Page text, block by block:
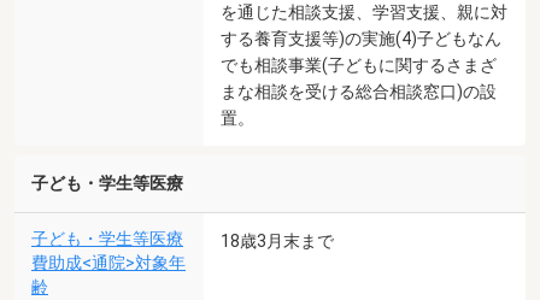
を通じた相談支援、学習支援、親に対
する養育支援等)の実施(4)子どもなん
でも相談事業(子どもに関するさまざ
まな相談を受ける総合相談窓口)の設
置。
子ども・学生等医療
子ども・学生等医療
費助成<通院>対象年
齢
18歳3月末まで